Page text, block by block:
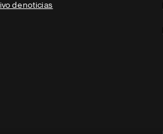
de noticias